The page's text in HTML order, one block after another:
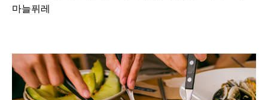
마늘퓌레